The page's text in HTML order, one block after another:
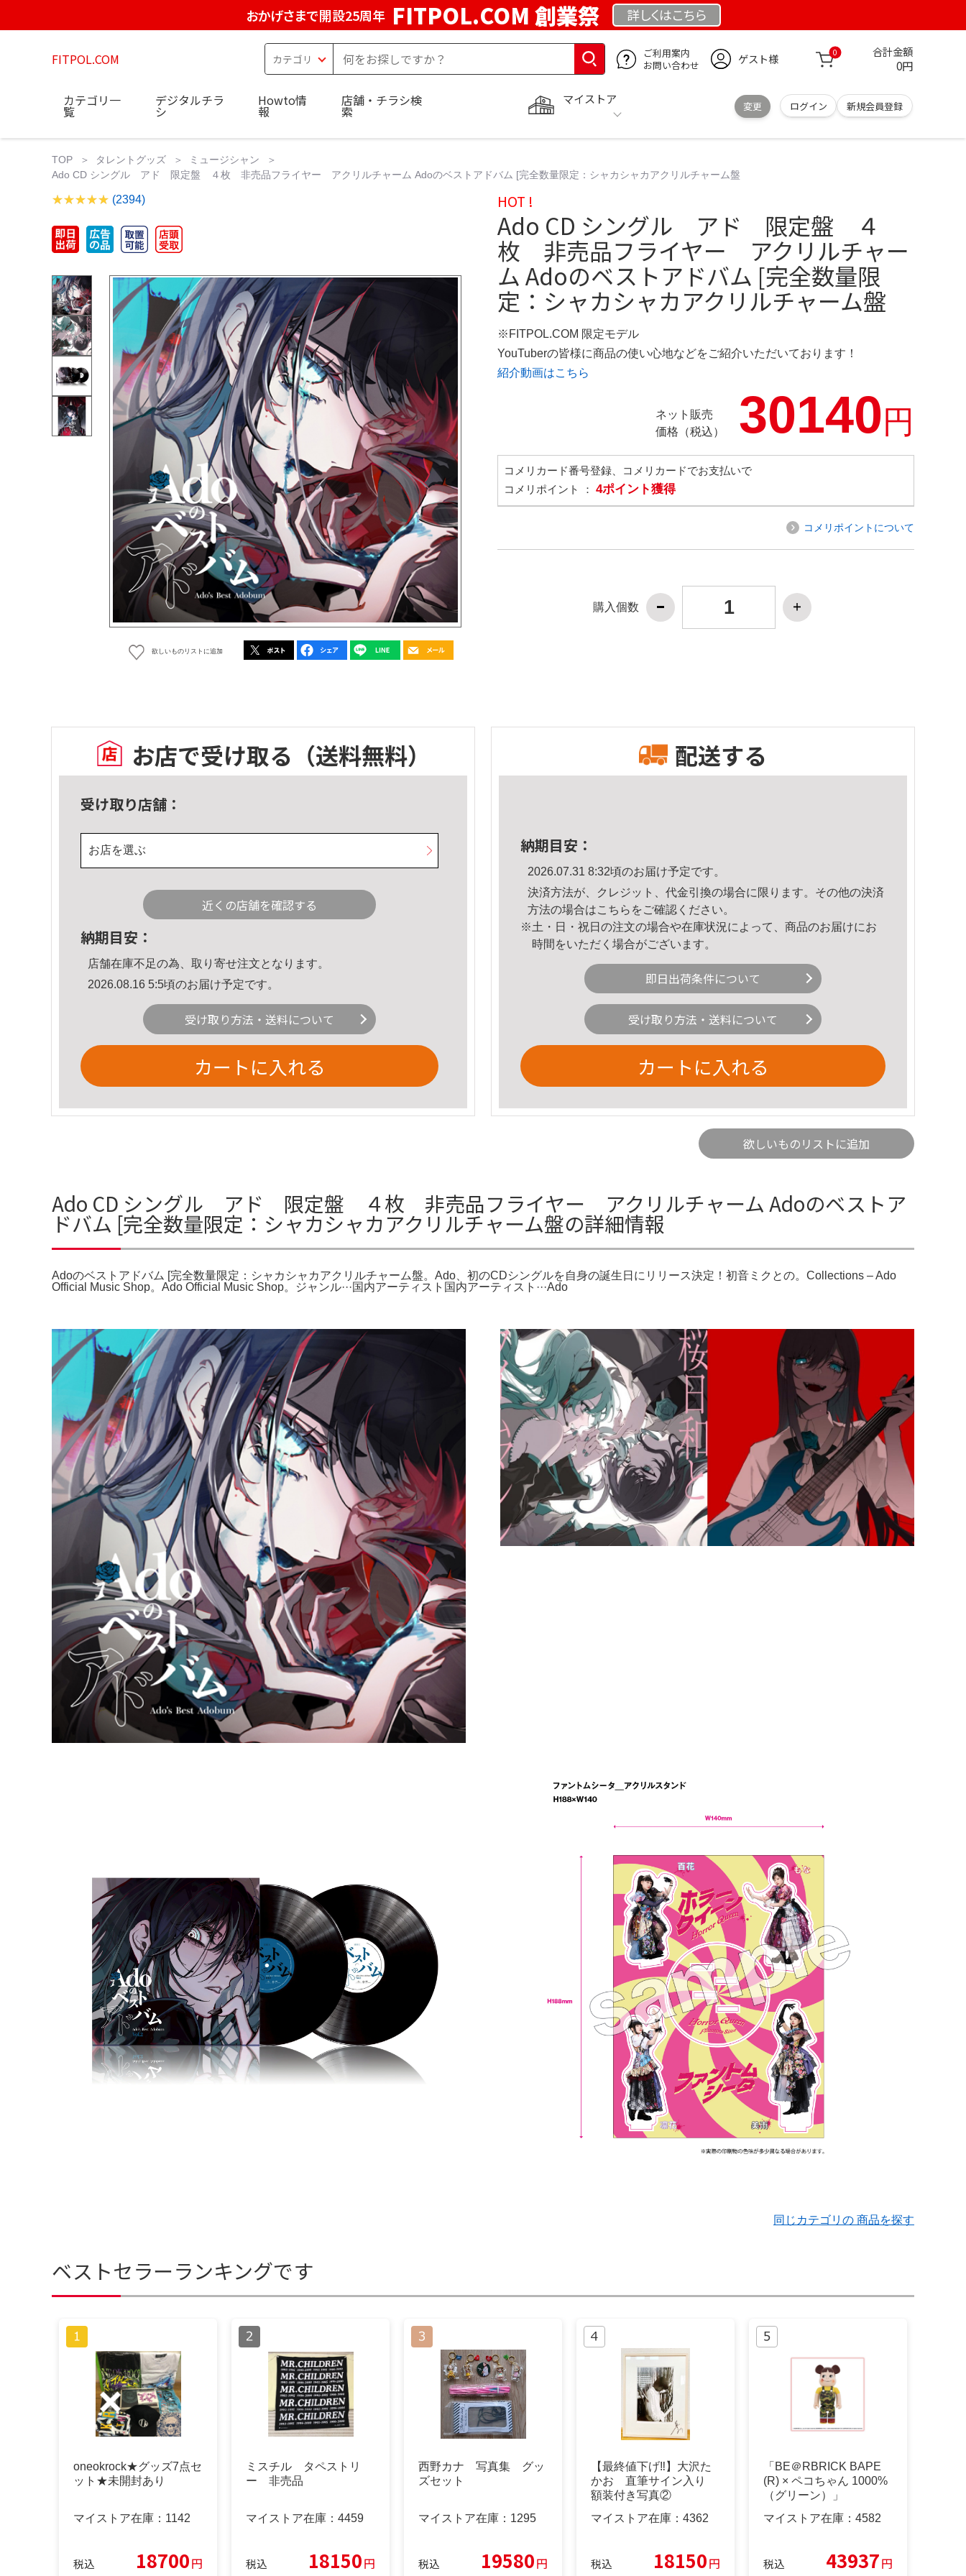
おかげさまで開設25周年 FITPOL.COM 創業祭 詳しくはこちら
FITPOL.COM
ご利用案内
お問い合わせ
ゲスト様 0 合計金額
0円
マイストア
変更 ログイン 新規会員登録
カテゴリ一
覧
デジタルチラ
シ
Howto情
報
店舗・チラシ検
索
TOP タレントグッズ
ミュージシャン
Ado CD シングル アド 限定盤 ４枚 非売品フライヤー アクリルチャーム Adoのベストアドバム [完全数量限定：シャカシャカアクリルチャーム盤
(2394)
欲しいものリストに追加
HOT !
Ado CD シングル アド 限定盤 ４
枚 非売品フライヤー アクリルチャー
ム Adoのベストアドバム [完全数量限
定：シャカシャカアクリルチャーム盤
※FITPOL.COM 限定モデル
YouTuberの皆様に商品の使い心地などをご紹介いただいております！
紹介動画はこちら
ネット販売
価格（税込）
30140円
コメリカード番号登録、コメリカードでお支払いで
コメリポイント ： 4ポイント獲得
コメリポイントについて
購入個数
お店で受け取る （送料無料）
受け取り店舗：
お店を選ぶ
近くの店舗を確認する
納期目安：
店舗在庫不足の為、取り寄せ注文となります。
2026.08.16 5:5頃のお届け予定です。
受け取り方法・送料について
カートに入れる
配送する
納期目安：
2026.07.31 8:32頃のお届け予定です。
決済方法が、クレジット、代金引換の場合に限ります。その他の決済
方法の場合はこちら をご確認ください。
※土・日・祝日の注文の場合や在庫状況によって、商品のお届けにお
時間をいただく場合がございます。
即日出荷条件について
受け取り方法・送料について
カートに入れる
欲しいものリストに追加
Ado CD シングル アド 限定盤 ４枚 非売品フライヤー アクリルチャーム Adoのベストア
ドバム [完全数量限定：シャカシャカアクリルチャーム盤の詳細情報
Adoのベストアドバム [完全数量限定：シャカシャカアクリルチャーム盤。Ado、初のCDシングルを自身の誕生日にリリース決定！初音ミクとの。Collections – Ado
Official Music Shop。Ado Official Music Shop。ジャンル···国内アーティスト国内アーティスト···Ado
同じカテゴリの 商品を探す
ベストセラーランキングです
oneokrock★グッズ7点セ
ット★未開封あり
マイストア在庫： 1142
税込 18700円
ミスチル タペストリ
ー 非売品
マイストア在庫： 4459
税込 18150円
西野カナ 写真集 グッ
ズセット
マイストア在庫： 1295
税込 19580円
【最終値下げ‼︎】大沢た
かお 直筆サイン入り
額装付き写真②
マイストア在庫： 4362
税込 18150円
「BE＠RBRICK BAPE
(R) × ペコちゃん 1000%
（グリーン）」
マイストア在庫： 4582
税込 43937円